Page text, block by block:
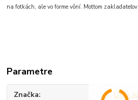
na fotkách, ale vo forme vôní. Mottom
Parametre
Značka Little